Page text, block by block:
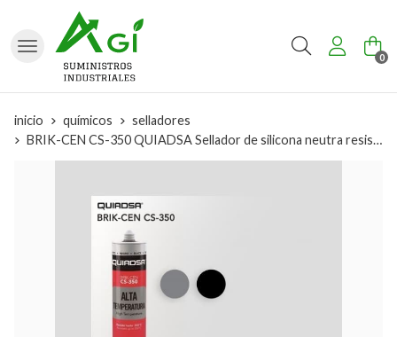
Buscar 0
inicio químicos
selladores
BRIK-CEN CS-350 QUIADSA Sellador de silicona neutra resistente a 350º - Silicona alta temperatura